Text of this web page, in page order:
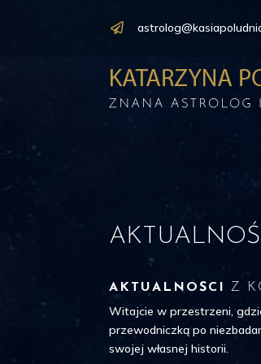

AKTUALNOŚCI Z
Witajcie w przestrzeni,
przewodniczką po
swojej własnej historii.